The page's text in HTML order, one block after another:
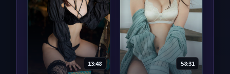
13:48 58:31